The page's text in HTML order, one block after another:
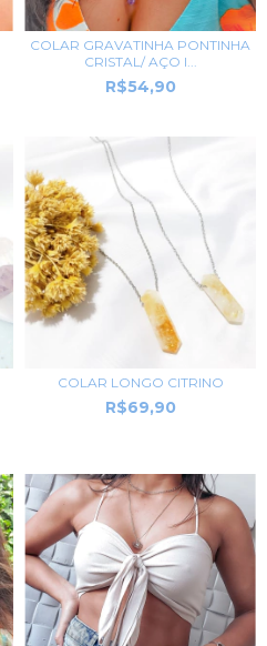
COLAR GRAVATINHA PONTINHA
CRISTAL/ AÇO I...
R$54,90
COLAR LONGO CITRINO
R$69,90